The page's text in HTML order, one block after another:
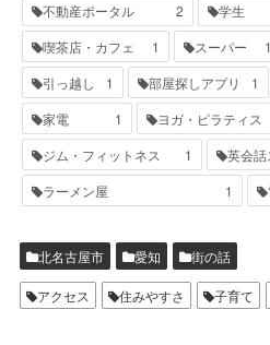
不動産ポータル
2 学生
喫茶店・カフェ
1 スーパー 1
引っ越し
1 部屋探しアプリ 1
家電
1 ヨガ・ピラティス
ジム・フィットネス
1 英会
ラーメン屋
1
北名古屋市 愛知 街の話
アクセス 住みやすさ 子育て